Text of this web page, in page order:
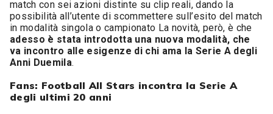
match con sei azioni distinte su clip reali, dando la
possibilità all’utente di scommettere sull’esito del match
in modalità singola o campionato La novità, però, è che
adesso è stata introdotta una nuova modalità, che
va incontro alle esigenze di chi ama la Serie A degli
Anni Duemila.
Fans: Football All Stars incontra la Serie A
degli ultimi 20 anni